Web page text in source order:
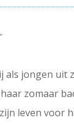
als jongen uit
zomaar
leven voor